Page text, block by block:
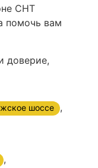
СНТ
помочь вам
доверие,
шоссе ,
,